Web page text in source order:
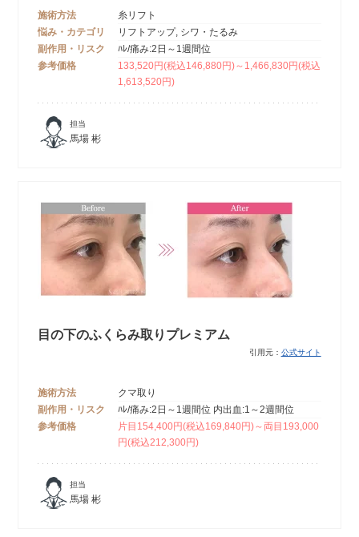
施術方法
糸リフト
悩み・カテゴリ
リフトアップ, シワ・たるみ
副作用・リスク
ﾊﾚ/痛み:2日～1週間位
参考価格
133,520円(税込146,880円)～1,466,830円(税込
1,613,520円)
担当
馬場 彬
目の下のふくらみ取りプレミアム
引用元： 公式サイト
施術方法
クマ取り
副作用・リスク
ﾊﾚ/痛み:2日～1週間位 内出血:1～2週間位
参考価格
片目154,400円(税込169,840円)～両目193,000
円(税込212,300円)
担当
馬場 彬